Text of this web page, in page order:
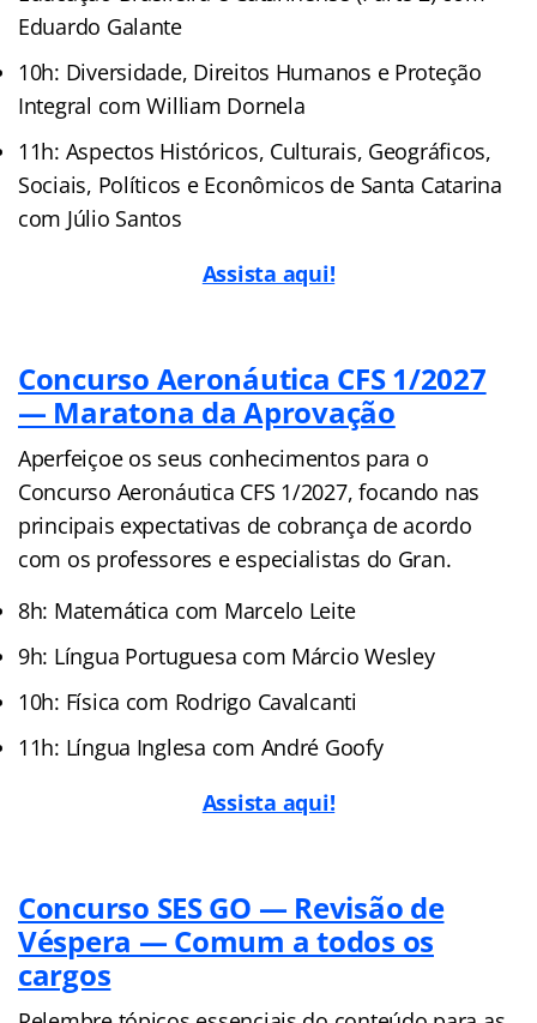
Eduardo Galante
10h: Diversidade, Direitos Humanos e Proteção
Integral com William Dornela
11h: Aspectos Históricos, Culturais, Geográficos,
Sociais, Políticos e Econômicos de Santa Catarina
com Júlio Santos
Assista aqui!
Concurso Aeronáutica CFS 1/2027
— Maratona da Aprovação
Aperfeiçoe os seus conhecimentos para o
Concurso Aeronáutica CFS 1/2027, focando nas
principais expectativas de cobrança de acordo
com os professores e especialistas do Gran.
8h: Matemática com Marcelo Leite
9h: Língua Portuguesa com Márcio Wesley
10h: Física com Rodrigo Cavalcanti
11h: Língua Inglesa com André Goofy
Assista aqui!
Concurso SES GO — Revisão de
Véspera — Comum a todos os
cargos